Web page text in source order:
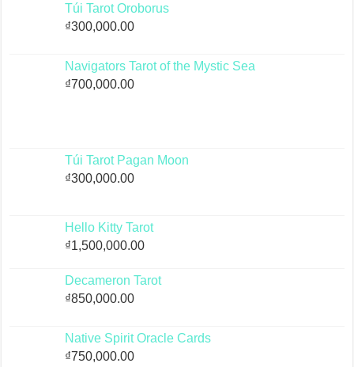
Túi Tarot Oroborus
₫300,000.00
Navigators Tarot of the Mystic Sea
₫700,000.00
Túi Tarot Pagan Moon
₫300,000.00
Hello Kitty Tarot
₫1,500,000.00
Decameron Tarot
₫850,000.00
Native Spirit Oracle Cards
₫750,000.00